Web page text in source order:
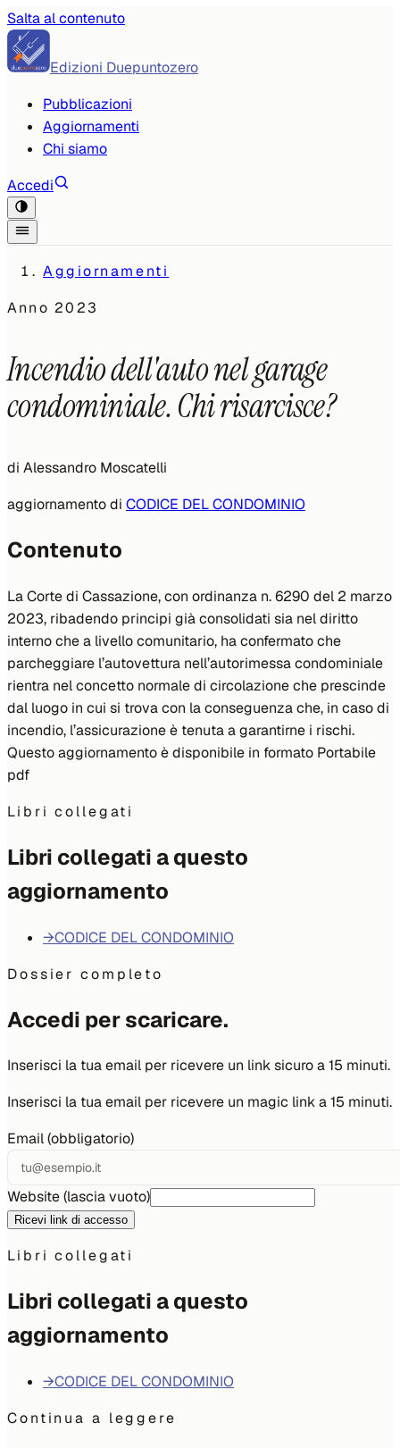
Salta al contenuto
Edizioni Duepuntozero
Pubblicazioni
Aggiornamenti
Chi siamo
Accedi
Aggiornamenti
Anno2023
Incendio dell'auto nel garage
condominiale. Chi risarcisce?
di Alessandro Moscatelli
aggiornamento di CODICE DEL CONDOMINIO
Contenuto
La Corte di Cassazione, con ordinanza n. 6290 del 2 marzo
2023, ribadendo principi già consolidati sia nel diritto
interno che a livello comunitario, ha confermato che
parcheggiare l’autovettura nell’autorimessa condominiale
rientra nel concetto normale di circolazione che prescinde
dal luogo in cui si trova con la conseguenza che, in caso di
incendio, l’assicurazione è tenuta a garantirne i rischi.
Questo aggiornamento è disponibile in formato Portabile
pdf
Libri collegati
Libri collegati a questo
aggiornamento
→CODICE DEL CONDOMINIO
Dossier completo
Accedi per scaricare.
Inserisci la tua email per ricevere un link sicuro a 15 minuti.
Inserisci la tua email per ricevere un magic link a 15 minuti.
Email (obbligatorio)
Website (lascia vuoto)
Ricevi link di accesso
Libri collegati
Libri collegati a questo
aggiornamento
→CODICE DEL CONDOMINIO
Continua a leggere